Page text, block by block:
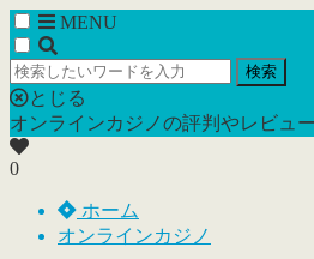
MENU
検索
とじる
オンラインカジノの評判やレビュ
0
ホーム
オンラインカジノ